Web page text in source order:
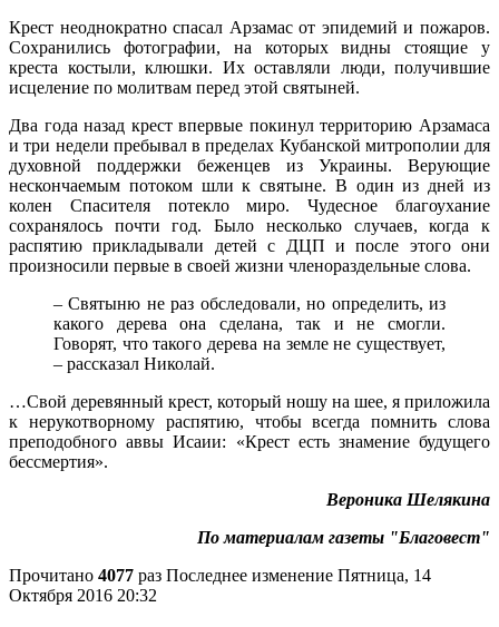
Крест неоднократно спасал Арзамас от эпидемий и пожаров.
Сохранились фотографии, на которых видны стоящие у
креста костыли, клюшки. Их оставляли люди, получившие
исцеление по молитвам перед этой святыней.
Два года назад крест впервые покинул территорию Арзамаса
и три недели пребывал в пределах Кубанской митрополии для
духовной поддержки беженцев из Украины. Верующие
нескончаемым потоком шли к святыне. В один из дней из
колен Спасителя потекло миро. Чудесное благоухание
сохранялось почти год. Было несколько случаев, когда к
распятию прикладывали детей с ДЦП и после этого они
произносили первые в своей жизни членораздельные слова.
– Святыню не раз обследовали, но определить, из
какого дерева она сделана, так и не смогли.
Говорят, что такого дерева на земле не существует,
– рассказал Николай.
…Свой деревянный крест, который ношу на шее, я приложила
к нерукотворному распятию, чтобы всегда помнить слова
преподобного аввы Исаии: «Крест есть знамение будущего
бессмертия».
Вероника Шелякина
По материалам газеты "Благовест"
Прочитано 4077 раз Последнее изменение Пятница, 14
Октября 2016 20:32